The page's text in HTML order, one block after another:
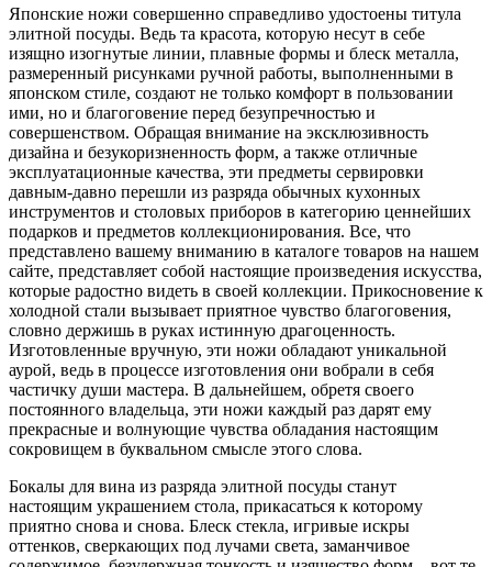
Японские ножи совершенно справедливо удостоены титула
элитной посуды. Ведь та красота, которую несут в себе
изящно изогнутые линии, плавные формы и блеск металла,
размеренный рисунками ручной работы, выполненными в
японском стиле, создают не только комфорт в пользовании
ими, но и благоговение перед безупречностью и
совершенством. Обращая внимание на эксклюзивность
дизайна и безукоризненность форм, а также отличные
эксплуатационные качества, эти предметы сервировки
давным-давно перешли из разряда обычных кухонных
инструментов и столовых приборов в категорию ценнейших
подарков и предметов коллекционирования. Все, что
представлено вашему вниманию в каталоге товаров на нашем
сайте, представляет собой настоящие произведения искусства,
которые радостно видеть в своей коллекции. Прикосновение к
холодной стали вызывает приятное чувство благоговения,
словно держишь в руках истинную драгоценность.
Изготовленные вручную, эти ножи обладают уникальной
аурой, ведь в процессе изготовления они вобрали в себя
частичку души мастера. В дальнейшем, обретя своего
постоянного владельца, эти ножи каждый раз дарят ему
прекрасные и волнующие чувства обладания настоящим
сокровищем в буквальном смысле этого слова.
Бокалы для вина из разряда элитной посуды станут
настоящим украшением стола, прикасаться к которому
приятно снова и снова. Блеск стекла, игривые искры
оттенков, сверкающих под лучами света, заманчивое